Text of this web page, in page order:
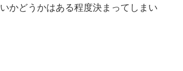
かどうかはある程度決まってしまい